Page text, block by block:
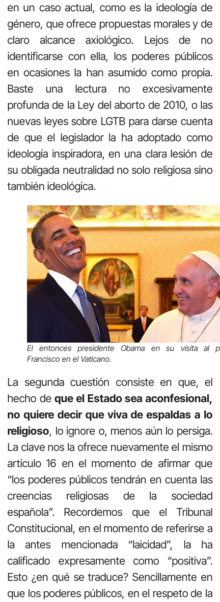
en un caso actual, como es la ideología de
género, que ofrece propuestas morales y de
claro alcance axiológico. Lejos de no
identificarse con ella, los poderes públicos
en ocasiones la han asumido como propia.
Baste una lectura no excesivamente
profunda de la Ley del aborto de 2010, o las
nuevas leyes sobre LGTB para darse cuenta
de que el legislador la ha adoptado como
ideología inspiradora, en una clara lesión de
su obligada neutralidad no solo religiosa sino
también ideológica.
El entonces presidente Obama en su visita al
Francisco en el Vaticano.
La segunda cuestión consiste en que, el
hecho deque el Estado sea aconfesional,
no quiere decir que viva de espaldas a lo
religioso, lo ignore o, menos aún lo persiga.
La clave nos la ofrece nuevamente el mismo
artículo 16 en el momento de afirmar que
“los poderes públicos tendrán en cuenta las
creencias religiosas de la sociedad
española”. Recordemos que el Tribunal
Constitucional, en el momento de referirse a
la antes mencionada “laicidad”, la ha
calificado expresamente como “positiva”.
Esto ¿en qué se traduce? Sencillamente en
que los poderes públicos, en el respeto de la